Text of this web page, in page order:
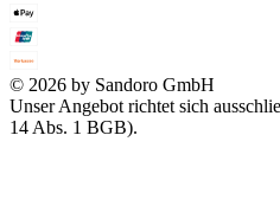
© 2026 by Sandoro GmbH
Unser Angebot richtet sich
14 Abs. 1 BGB).